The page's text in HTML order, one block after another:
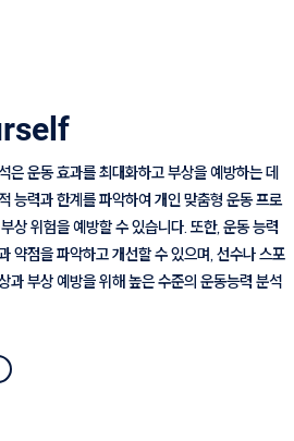
은 운동 효과를 최대화하고 부상을 예방하는 데
능력과 한계를 파악하여 개인 맞춤형 운동 프로
상 위험을 예방할 수 있습니다. 또한, 운동 능력
약점을 파악하고 개선할 수 있으며, 선수나 스포
과 부상 예방을 위해 높은 수준의 운동능력 분석